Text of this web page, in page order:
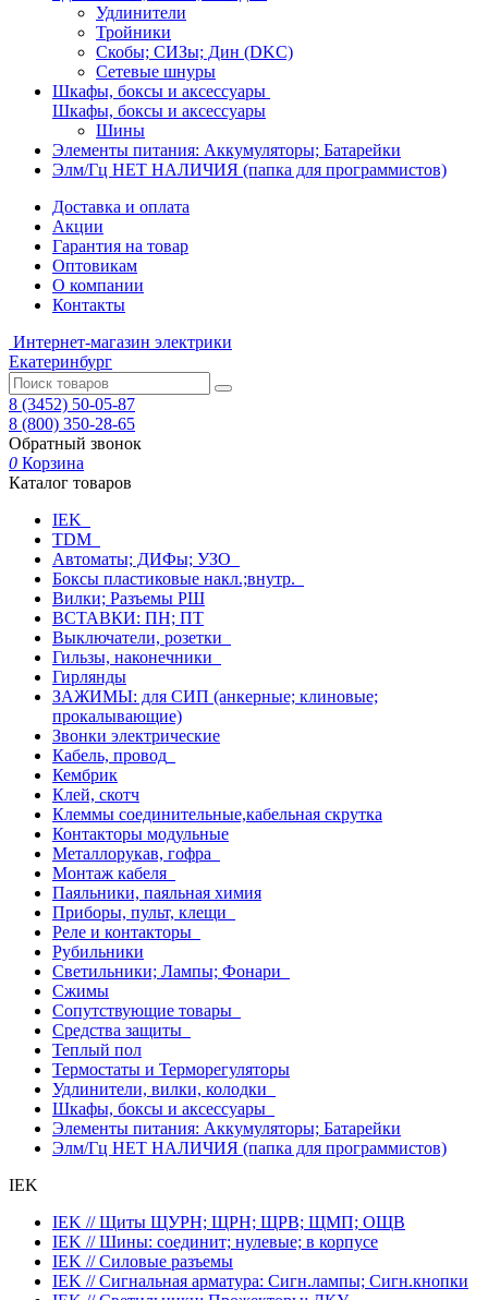
Удлинители
Тройники
Скобы; СИЗы; Дин (DKC)
Сетевые шнуры
Шкафы, боксы и аксессуары
Шкафы, боксы и аксессуары
Шины
Элементы питания: Аккумуляторы; Батарейки
Элм/Гц НЕТ НАЛИЧИЯ (папка для программистов)
Доставка и оплата
Акции
Гарантия на товар
Оптовикам
О компании
Контакты
Интернет-магазин электрики
Екатеринбург
8 (3452) 50-05-87
8 (800) 350-28-65
Обратный звонок
0 Корзина
Каталог товаров
IEK
TDM
Автоматы; ДИФы; УЗО
Боксы пластиковые накл.;внутр.
Вилки; Разъемы РШ
ВСТАВКИ: ПН; ПТ
Выключатели, розетки
Гильзы, наконечники
Гирлянды
ЗАЖИМЫ: для СИП (анкерные; клиновые;
прокалывающие)
Звонки электрические
Кабель, провод
Кембрик
Клей, скотч
Клеммы соединительные,кабельная скрутка
Контакторы модульные
Металлорукав, гофра
Монтаж кабеля
Паяльники, паяльная химия
Приборы, пульт, клещи
Реле и контакторы
Рубильники
Светильники; Лампы; Фонари
Сжимы
Сопутствующие товары
Средства защиты
Теплый пол
Термостаты и Терморегуляторы
Удлинители, вилки, колодки
Шкафы, боксы и аксессуары
Элементы питания: Аккумуляторы; Батарейки
Элм/Гц НЕТ НАЛИЧИЯ (папка для программистов)
IEK
IEK // Щиты ЩУРН; ЩРН; ЩРВ; ЩМП; ОЩВ
IEK // Шины: соединит; нулевые; в корпусе
IEK // Силовые разъемы
IEK // Сигнальная арматура: Сигн.лампы; Сигн.кнопки